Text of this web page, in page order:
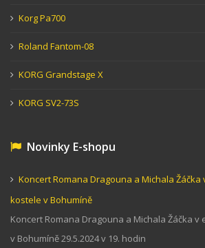
Korg Pa700
Roland Fantom-08
KORG Grandstage X
KORG SV2-73S
Novinky E-shopu
Koncert Romana Dragouna a Michala Žáčka
kostele v Bohumíně
Koncert Romana Dragouna a Michala Žáčka v
v Bohumíně 29.5.2024 v 19. hodin